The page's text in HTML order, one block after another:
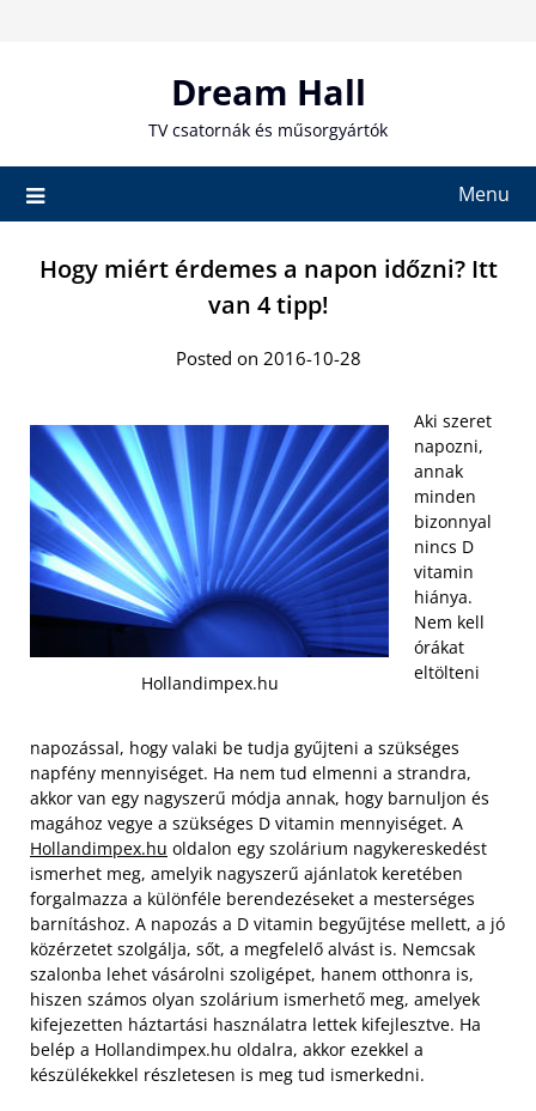
Dream Hall
TV csatornák és műsorgyártók
Menu
Hogy miért érdemes a napon időzni? Itt
van 4 tipp!
Posted on 2016-10-28
Hollandimpex.hu
Aki szeret
napozni,
annak
minden
bizonnyal
nincs D
vitamin
hiánya.
Nem kell
órákat
eltölteni
napozással, hogy valaki be tudja gyűjteni a szükséges
napfény mennyiséget. Ha nem tud elmenni a strandra,
akkor van egy nagyszerű módja annak, hogy barnuljon és
magához vegye a szükséges D vitamin mennyiséget. A
Hollandimpex.hu oldalon egy szolárium nagykereskedést
ismerhet meg, amelyik nagyszerű ajánlatok keretében
forgalmazza a különféle berendezéseket a mesterséges
barnításhoz. A napozás a D vitamin begyűjtése mellett, a jó
közérzetet szolgálja, sőt, a megfelelő alvást is. Nemcsak
szalonba lehet vásárolni szoligépet, hanem otthonra is,
hiszen számos olyan szolárium ismerhető meg, amelyek
kifejezetten háztartási használatra lettek kifejlesztve. Ha
belép a Hollandimpex.hu oldalra, akkor ezekkel a
készülékekkel részletesen is meg tud ismerkedni.